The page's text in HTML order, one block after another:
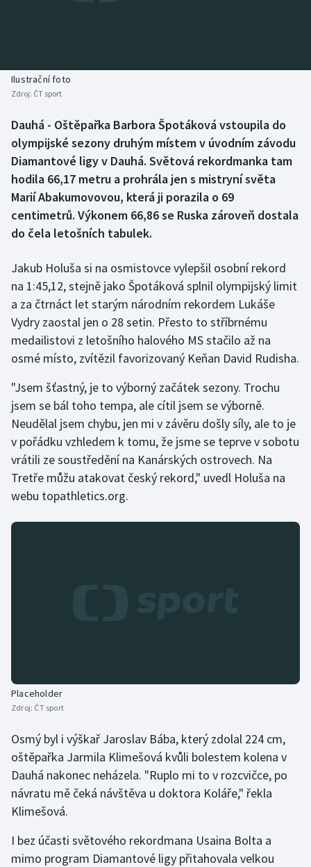
Biatlon
Box
Curling
Dostihy
Futsal
Golf
Gymnastika
Jezdectví
Judo
Krasobruslení
Plavání
Plážový volejbal
Ragby
Rychlobruslení
Rychlostní kanoistika
Aplikace ČT sport
Ilustrační foto
Zdroj: ČT sport
Dauhá - Oštěpařka Barbora Špotáková vstoupila do
olympijské sezony druhým místem v úvodním závodu
Diamantové ligy v Dauhá. Světová rekordmanka tam
hodila 66,17 metru a prohrála jen s mistryní světa
Marií Abakumovovou, která ji porazila o 69
centimetrů. Výkonem 66,86 se Ruska zároveň dostala
do čela letošních tabulek.
Jakub Holuša si na osmistovce vylepšil osobní rekord
na 1:45,12, stejně jako Špotáková splnil olympijský limit
a za čtrnáct let starým národním rekordem Lukáše
Vydry zaostal jen o 28 setin. Přesto to stříbrnému
medailistovi z letošního halového MS stačilo až na
osmé místo, zvítězil favorizovaný Keňan David Rudisha.
"Jsem šťastný, je to výborný začátek sezony. Trochu
jsem se bál toho tempa, ale cítil jsem se výborně.
Neudělal jsem chybu, jen mi v závěru došly síly, ale to je
v pořádku vzhledem k tomu, že jsme se teprve v sobotu
vrátili ze soustředění na Kanárských ostrovech. Na
Tretře můžu atakovat český rekord," uvedl Holuša na
webu topathletics.org.
Placeholder
Zdroj: ČT sport
Osmý byl i výškař Jaroslav Bába, který zdolal 224 cm,
oštěpařka Jarmila Klimešová kvůli bolestem kolena v
Dauhá nakonec neházela. "Ruplo mi to v rozcvičce, po
návratu mě čeká návštěva u doktora Koláře," řekla
Klimešová.
I bez účasti světového rekordmana Usaina Bolta a
mimo program Diamantové ligy přitahovala velkou